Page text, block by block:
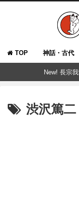
TOP 神話・古代
New! 長宗
渋沢篤二